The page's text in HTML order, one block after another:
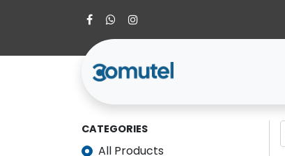
CATEGORIES
All Products